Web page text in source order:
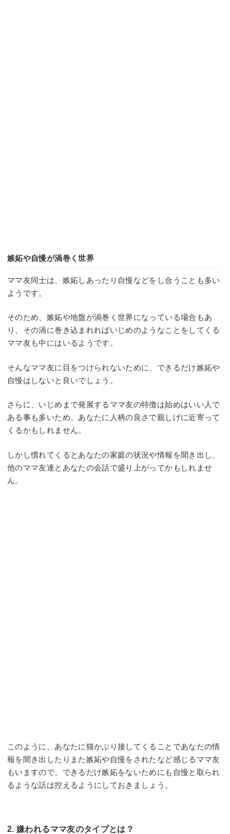
嫉妬や自慢が渦巻く世界
ママ友同士は、嫉妬しあったり自慢などをし合うことも多い
ようです。
そのため、嫉妬や地盤が渦巻く世界になっている場合もあ
り、その渦に巻き込まれればいじめのようなことをしてくる
ママ友も中にはいるようです。
そんなママ友に目をつけられないために、できるだけ嫉妬や
自慢はしないと良いでしょう。
さらに、いじめまで発展するママ友の特徴は始めはいい人で
ある事も多いため、あなたに人柄の良さで親しげに近寄って
くるかもしれません。
しかし慣れてくるとあなたの家庭の状況や情報を聞き出し、
他のママ友達とあなたの会話で盛り上がってかもしれませ
ん。
このように、あなたに猫かぶり接してくることであなたの情
報を聞き出したりまた嫉妬や自慢をされたなど感じるママ友
もいますので、できるだけ嫉妬をないためにも自慢と取られ
るような話は控えるようにしておきましょう。
2. 嫌われるママ友のタイプとは？